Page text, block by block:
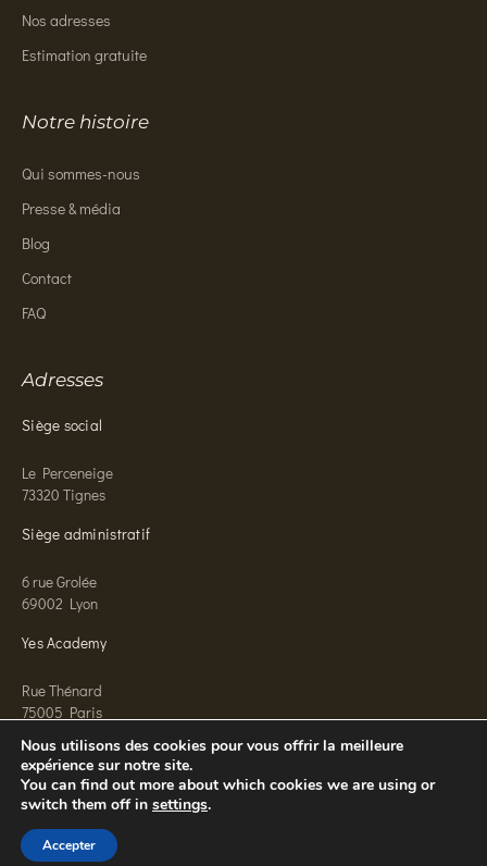
Nos adresses
Estimation gratuite
Notre histoire
Qui sommes-nous
Presse & média
Blog
Contact
FAQ
Adresses
Siège social
Le Perceneige
73320 Tignes
Siège administratif
6 rue Grolée
69002 Lyon
Yes Academy
Rue Thénard
75005 Paris
Mentions légales
Nous utilisons des cookies pour vous offrir la meilleure
expérience sur notre site.
You can find out more about which cookies we are using or
switch them off in settings.
Accepter